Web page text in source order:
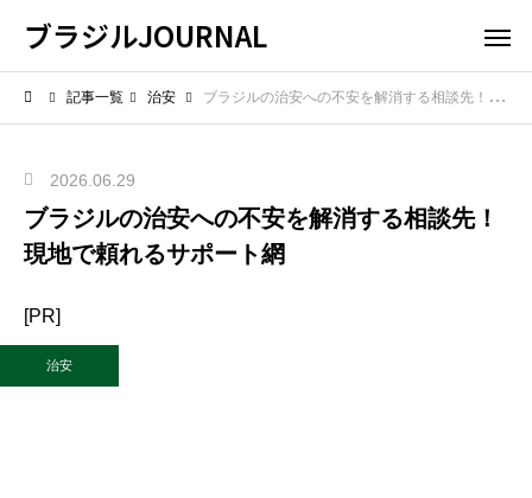
ブラジルJOURNAL
記事一覧 治安 ブラジルの治安への不安を解消する相談先！現地で頼れるサポート網
2026.06.29
ブラジルの治安への不安を解消する相談先！
現地で頼れるサポート網
[PR]
治安